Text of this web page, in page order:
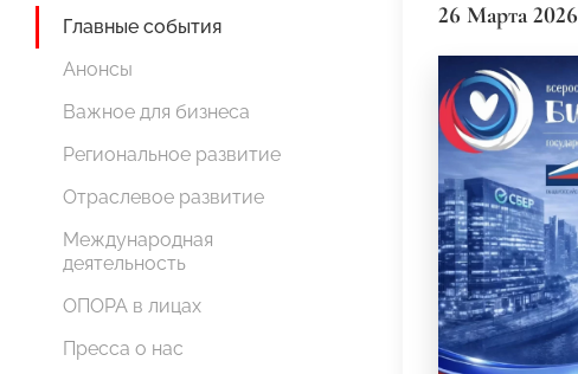
Главные события
Анонсы
Важное для бизнеса
Региональное развитие
Отраслевое развитие
Международная
деятельность
ОПОРА в лицах
Пресса о нас
26 Марта 2026